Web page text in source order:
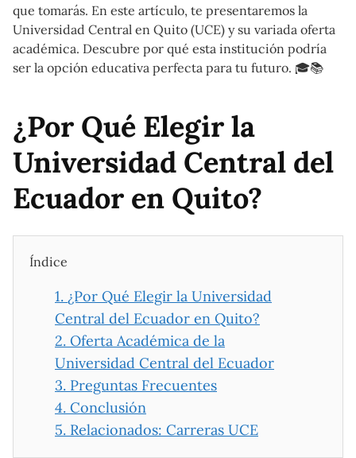
que tomarás. En este artículo, te presentaremos la
Universidad Central en Quito (UCE) y su variada oferta
académica. Descubre por qué esta institución podría
ser la opción educativa perfecta para tu futuro. 🎓📚
¿Por Qué Elegir la
Universidad Central del
Ecuador en Quito?
Índice
1. ¿Por Qué Elegir la Universidad
Central del Ecuador en Quito?
2. Oferta Académica de la
Universidad Central del Ecuador
3. Preguntas Frecuentes
4. Conclusión
5. Relacionados: Carreras UCE